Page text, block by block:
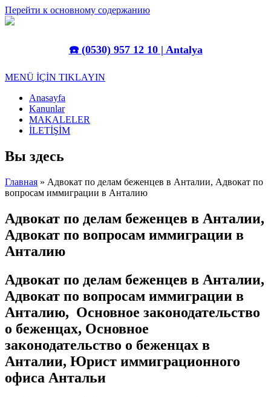
Перейти к основному содержанию
☎️ (0530) 957 12 10 | Antalya
MENÜ İÇİN TIKLAYIN
Anasayfa
Kanunlar
MAKALELER
İLETİŞİM
Вы здесь
Главная » Адвокат по делам беженцев в Анталии, Адвокат по
вопросам иммиграции в Анталию
Адвокат по делам беженцев в Анталии,
Адвокат по вопросам иммиграции в
Анталию
Адвокат по делам беженцев в Анталии,
Адвокат по вопросам иммиграции в
Анталию, Основное законодательство
о беженцах, Основное
законодательство о беженцах в
Анталии, Юрист иммиграционного
офиса Антальи